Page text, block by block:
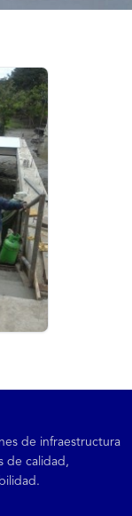
de infraestructura
de calidad,